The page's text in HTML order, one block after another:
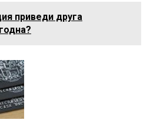
приведи друга